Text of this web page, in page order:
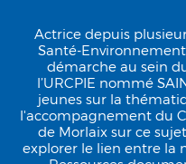
Actrice depuis
Santé-
démarche au sein
l’URCPIE nommé
jeunes sur la
l'accompagnement du
de Morlaix sur ce
explorer le lien entre la